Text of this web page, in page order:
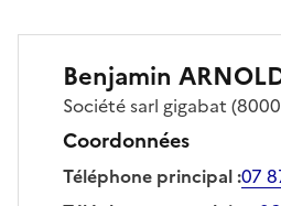
Benjamin
Sociétésarl gigabat
Coordonnées
Téléphone principal:07